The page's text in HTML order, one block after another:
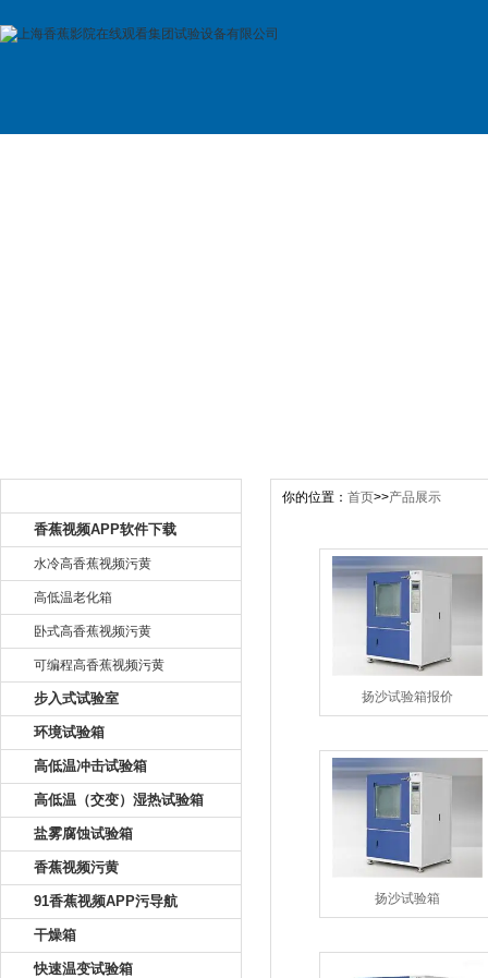
香蕉视频APP软件下载
水冷高香蕉视频污黄
高低温老化箱
卧式高香蕉视频污黄
可编程高香蕉视频污黄
步入式试验室
环境试验箱
高低温冲击试验箱
高低温（交变）湿热试验箱
盐雾腐蚀试验箱
香蕉视频污黄
91香蕉视频APP污导航
干燥箱
快速温变试验箱
你的位置： 首页>>产品展示
扬沙试验箱报价
扬沙试验箱